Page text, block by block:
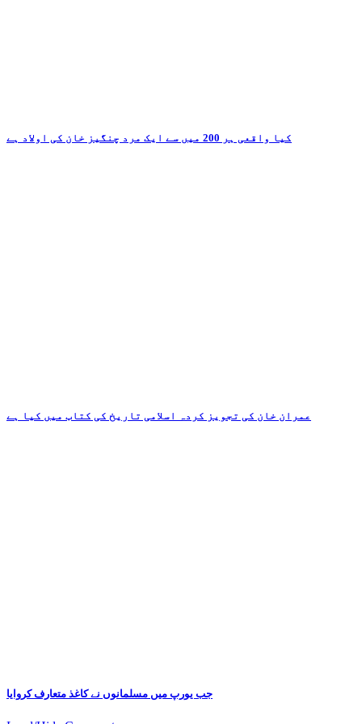
کیا واقعی ہر 200 میں سے ایک مرد چنگیز خان کی اولاد ہے
عمران خان کی تجویز کردہ اسلامی تاریخ کی کتاب میں کیا ہے
جب یورپ میں مسلمانوں نے کاغذ متعارف کروایا